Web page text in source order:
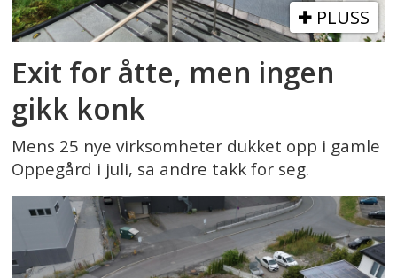
PLUSS
Exit for åtte, men ingen
gikk konk
Mens 25 nye virksomheter dukket opp i gamle
Oppegård i juli, sa andre takk for seg.